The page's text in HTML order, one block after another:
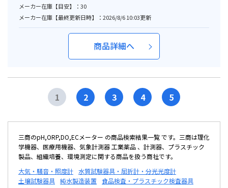
メーカー在庫【目安】：30
メーカー在庫【最終更新日時】：2026/8/6 10:03更新
商品詳細へ
1 2 3 4 5
三商のpH,ORP,DO,ECメーター の商品検索結果一覧 です。三商は理化
学機器、医療用機器、気象計測器 工業薬品 、計測器、プラスチック
製品、組織培養、環境測定に関する商品を扱う商社です。
大気・騒音・照度計 水質試験器具・屈折計・分光光度計
土壌試験器具 純水製造装置
食品検査・プラスチック検査器具